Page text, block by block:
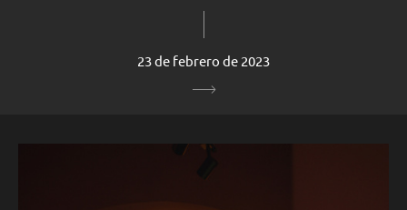
23 de febrero de 2023